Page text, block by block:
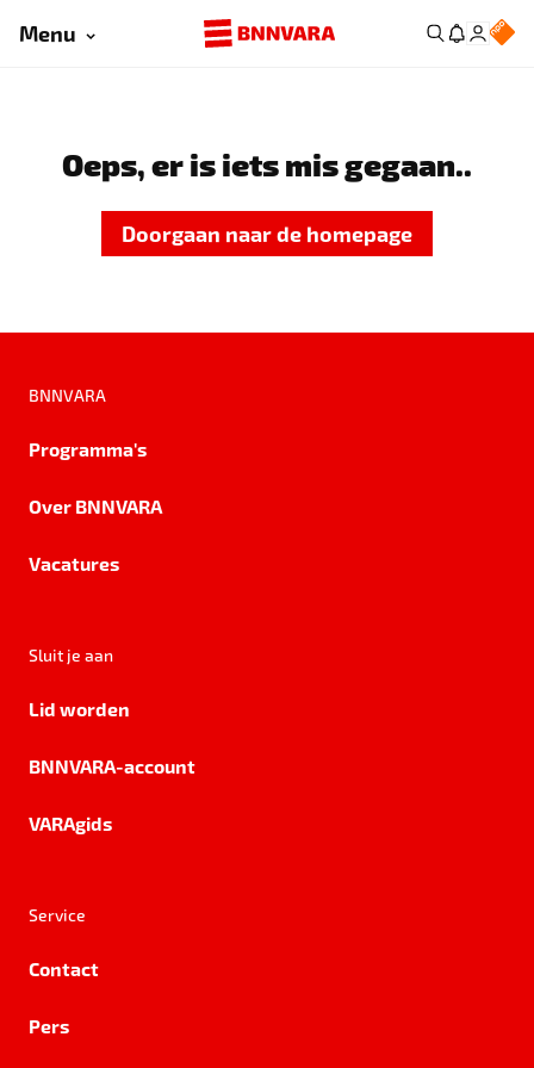
Menu
Oeps, er is iets mis gegaan..
Doorgaan naar de homepage
BNNVARA
Programma's
Over BNNVARA
Vacatures
Sluit je aan
Lid worden
BNNVARA-account
VARAgids
Service
Contact
Pers